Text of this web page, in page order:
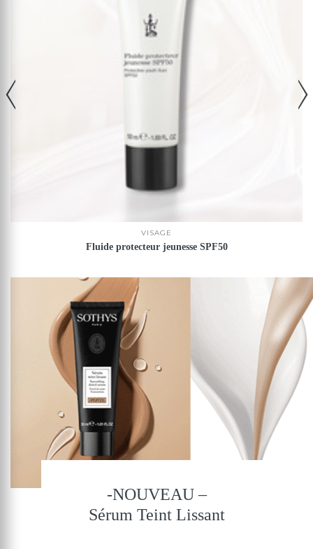
VISAGE
Fluide protecteur jeunesse SPF50
-NOUVEAU –
Sérum Teint Lissant